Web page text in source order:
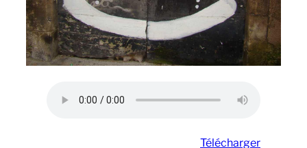
Télécharger